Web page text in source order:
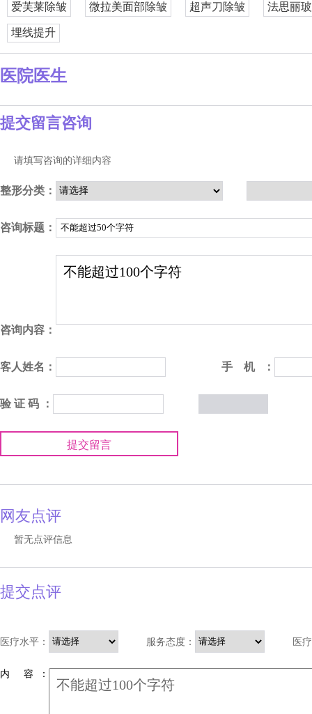
爱芙莱除皱 微拉美面部除皱 超声刀除皱 法思丽
埋线提升
医院医生
提交留言咨询
请填写咨询的详细内容
整形分类：
咨询标题：
咨询内容：
客人姓名： 手 机 ：
验 证 码 ：
提交留言
网友点评
暂无点评信息
提交点评
医疗水平： 服务态度： 医
内 容 ：